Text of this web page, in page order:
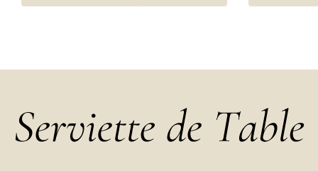
variations.
sur
la
page
variations.
sur
la
page